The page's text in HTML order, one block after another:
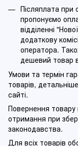
Післяплата при
пропонуємо
відділенні
додаткову
оператора.
дешевий товар
Умови та термін
товарів,
сайті.
Повернення товару
отримання при
законодавства.
Для всіх товарів